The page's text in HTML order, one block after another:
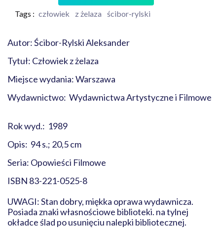
Tags : człowiek z żelaza ścibor-rylski
Autor: Ścibor-Rylski Aleksander
Tytuł: Człowiek z żelaza
Miejsce wydania: Warszawa
Wydawnictwo: Wydawnictwa Artystyczne i Filmowe
Rok wyd.: 1989
Opis: 94 s.; 20,5 cm
Seria: Opowieści Filmowe
ISBN 83-221-0525-8
UWAGI: Stan dobry, miękka oprawa wydawnicza.
Posiada znaki własnościowe biblioteki. na tylnej
okładce ślad po usunięciu nalepki bibliotecznej.